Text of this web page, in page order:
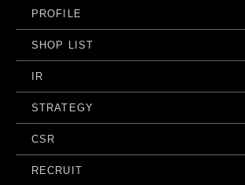
PROFILE
SHOP LIST
IR
STRATEGY
CSR
RECRUIT